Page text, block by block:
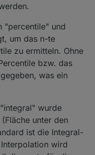
"percentile" und
um das n-te
zu ermitteln. Ohne
bzw. das
was ein
wurde
unter den
ist die Integral-
wird